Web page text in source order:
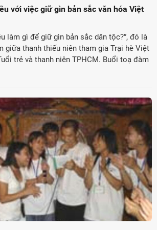
với việc giữ gìn bản sắc văn hóa Việt
làm gì để giữ gìn bản sắc dân tộc?”, đó là
giữa thanh thiếu niên tham gia Trại hè Việt
trẻ và thanh niên TPHCM. Buổi toạ đàm